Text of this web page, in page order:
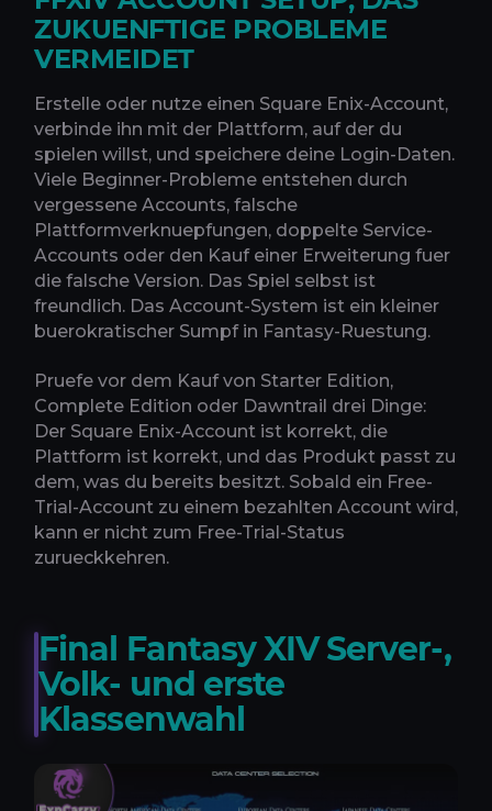
ZUKUENFTIGE PROBLEME
VERMEIDET
Erstelle oder nutze einen Square Enix-Account,
verbinde ihn mit der Plattform, auf der du
spielen willst, und speichere deine Login-Daten.
Viele Beginner-Probleme entstehen durch
vergessene Accounts, falsche
Plattformverknuepfungen, doppelte Service-
Accounts oder den Kauf einer Erweiterung fuer
die falsche Version. Das Spiel selbst ist
freundlich. Das Account-System ist ein kleiner
buerokratischer Sumpf in Fantasy-Ruestung.
Pruefe vor dem Kauf von Starter Edition,
Complete Edition oder Dawntrail drei Dinge:
Der Square Enix-Account ist korrekt, die
Plattform ist korrekt, und das Produkt passt zu
dem, was du bereits besitzt. Sobald ein Free-
Trial-Account zu einem bezahlten Account wird,
kann er nicht zum Free-Trial-Status
zurueckkehren.
Final Fantasy XIV Server-,
Volk- und erste
Klassenwahl